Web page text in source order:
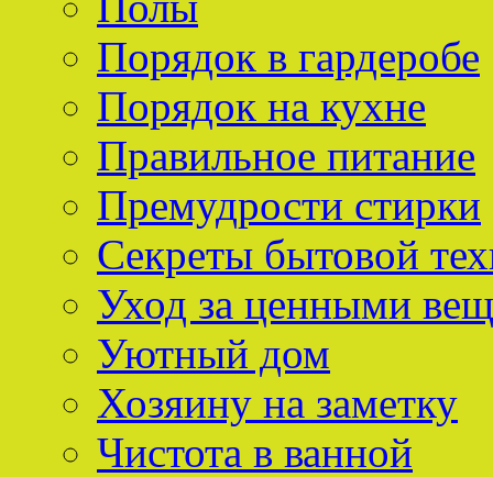
Порядок в гардеробе
Порядок на кухне
Правильное питание
Премудрости стирки
Секреты бытовой
Уход за ценными
Уютный дом
Хозяину на заметку
Чистота в ванной